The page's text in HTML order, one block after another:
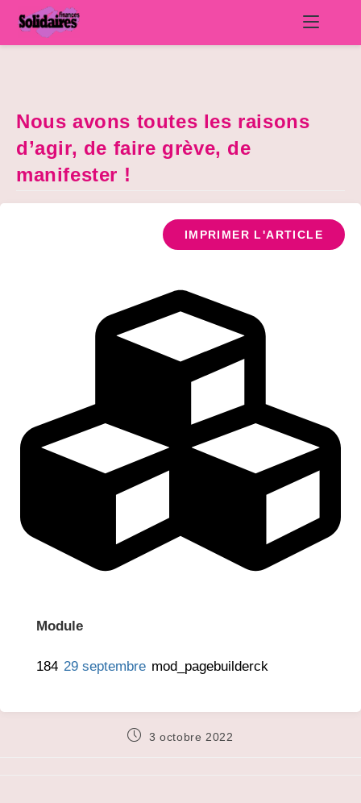
Nous avons toutes les raisons
d’agir, de faire grève, de
manifester !
IMPRIMER L'ARTICLE
Module
184 29 septembre mod_pagebuilderck
Publication
3 octobre 2022